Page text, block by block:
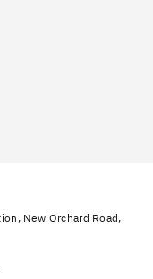
New Orchard Road,